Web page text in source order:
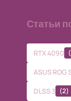
Статьи
RTX 4090
ASUS ROG
DLSS 3 (2)